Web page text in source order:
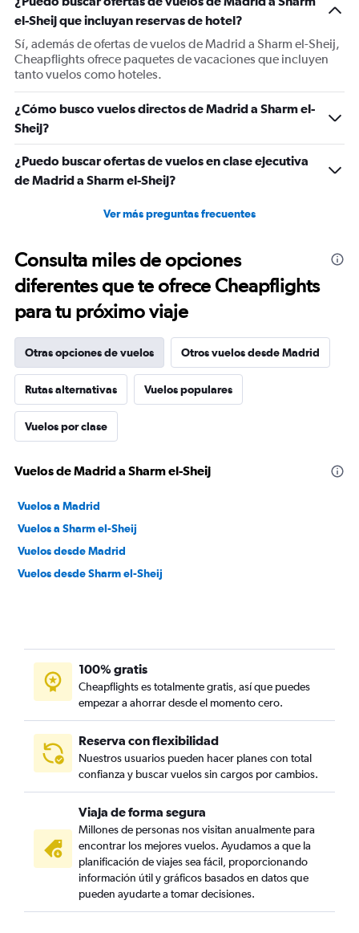
Y
axis
displaying
values.
Range:
0
750.
el-Sheij que incluyan reservas de hotel?
Sí, además de ofertas de vuelos de Madrid a Sharm el-Sheij,
Cheapflights ofrece paquetes de vacaciones que incluyen
tanto vuelos como hoteles.
¿Cómo busco vuelos directos de Madrid a Sharm el-
Sheij?
¿Puedo buscar ofertas de vuelos en clase ejecutiva
de Madrid a Sharm el-Sheij?
Ver más preguntas frecuentes
Consulta miles de opciones
diferentes que te ofrece Cheapflights
para tu próximo viaje
Otras opciones de vuelos Otros vuelos desde Madrid
Rutas alternativas Vuelos populares
Vuelos por clase
Vuelos de Madrid a Sharm el-Sheij
Vuelos a Madrid
Vuelos a Sharm el-Sheij
Vuelos desde Madrid
Vuelos desde Sharm el-Sheij
100% gratis
Cheapflights es totalmente gratis, así que puedes
empezar a ahorrar desde el momento cero.
Reserva con flexibilidad
Nuestros usuarios pueden hacer planes con total
confianza y buscar vuelos sin cargos por cambios.
Viaja de forma segura
Millones de personas nos visitan anualmente para
encontrar los mejores vuelos. Ayudamos a que la
planificación de viajes sea fácil, proporcionando
información útil y gráficos basados en datos que
pueden ayudarte a tomar decisiones.